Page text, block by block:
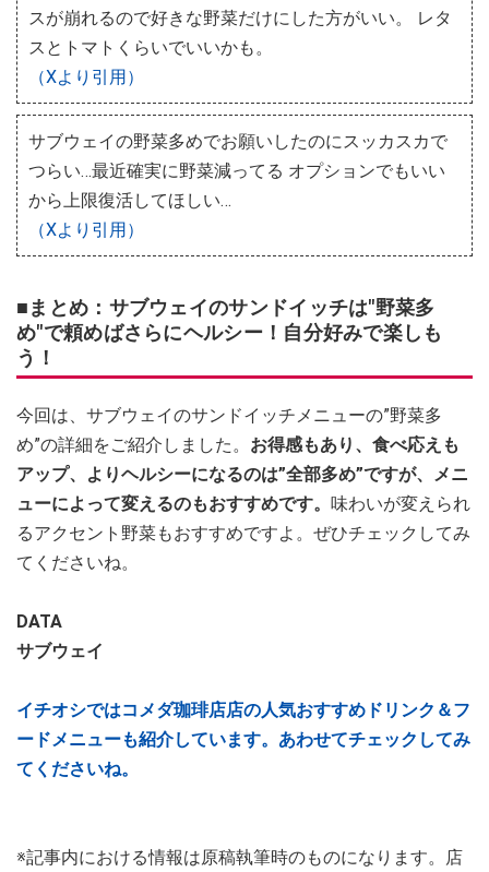
スが崩れるので好きな野菜だけにした方がいい。 レタ
スとトマトくらいでいいかも。
（Xより引用）
サブウェイの野菜多めでお願いしたのにスッカスカで
つらい…最近確実に野菜減ってる オプションでもいい
から上限復活してほしい…
（Xより引用）
■まとめ：サブウェイのサンドイッチは"野菜多
め"で頼めばさらにヘルシー！自分好みで楽しも
う！
今回は、サブウェイのサンドイッチメニューの”野菜多
め”の詳細をご紹介しました。 お得感もあり、食べ応えも
アップ、よりヘルシーになるのは”全部多め”ですが、メニ
ューによって変えるのもおすすめです。 味わいが変えられ
るアクセント野菜もおすすめですよ。ぜひチェックしてみ
てくださいね。
DATA
サブウェイ
イチオシではコメダ珈琲店店の人気おすすめドリンク＆フ
ードメニューも紹介しています。あわせてチェックしてみ
てくださいね。
※記事内における情報は原稿執筆時のものになります。店